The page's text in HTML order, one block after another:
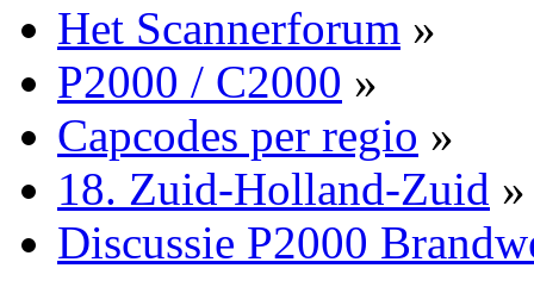
Het Scannerforum »
P2000 / C2000 »
Capcodes per regio »
18. Zuid-Holland-Zuid »
Discussie P2000